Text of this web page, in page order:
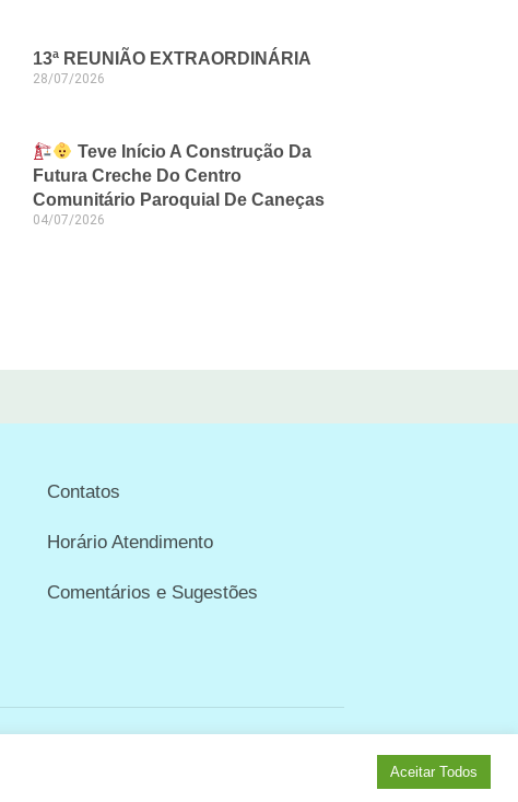
13ª REUNIÃO EXTRAORDINÁRIA
28/07/2026
Teve Início A Construção Da
Futura Creche Do Centro
Comunitário Paroquial De Caneças
04/07/2026
Contatos
Horário Atendimento
Comentários e Sugestões
Aceitar Todos